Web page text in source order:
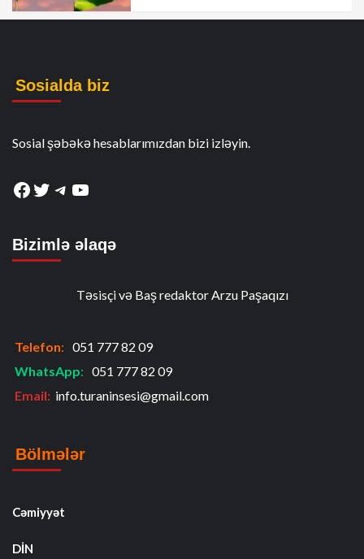
Sosialda biz
Sosial şəbəkə hesablarımızdan bizi izləyin.
Facebook
Twitter
Telegram
YouTube
Bizimlə əlaqə
Təsisçi və Baş redaktor Arzu Paşaqızı
Telefon: 051 777 82 09
WhatsApp: 051 777 82 09
Email: info.turaninsesi@gmail.com
Bölmələr
Cəmiyyət
DİN